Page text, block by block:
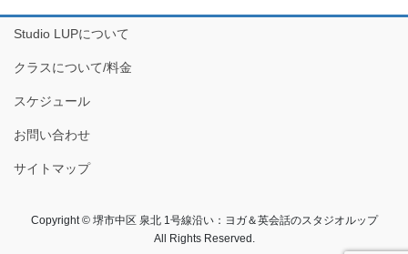
Studio LUPについて
クラスについて/料金
スケジュール
お問い合わせ
サイトマップ
Copyright © 堺市中区 泉北 1号線沿い：ヨガ＆英会話のスタジオルップ
All Rights Reserved.